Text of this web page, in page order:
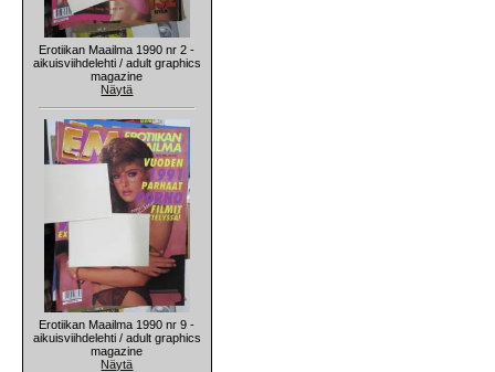
Erotiikan Maailma 1990 nr 2 -
aikuisviihdelehti / adult graphics
magazine
Näytä
Erotiikan Maailma 1990 nr 9 -
aikuisviihdelehti / adult graphics
magazine
Näytä